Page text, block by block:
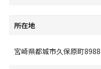
所在地
宮崎県都城市久保原町8988